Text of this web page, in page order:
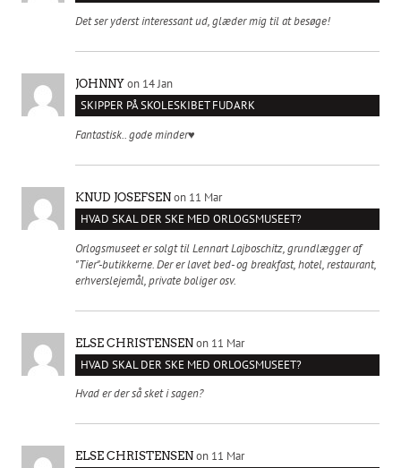
Det ser yderst interessant ud, glæder mig til at besøge!
JOHNNY on 14 Jan
SKIPPER PÅ SKOLESKIBET FUDARK
Fantastisk.. gode minder♥️
KNUD JOSEFSEN on 11 Mar
HVAD SKAL DER SKE MED ORLOGSMUSEET?
Orlogsmuseet er solgt til Lennart Lajboschitz, grundlægger af
"Tier"-butikkerne. Der er lavet bed- og breakfast, hotel, restaurant,
erhverslejemål, private boliger osv.
ELSE CHRISTENSEN on 11 Mar
HVAD SKAL DER SKE MED ORLOGSMUSEET?
Hvad er der så sket i sagen?
ELSE CHRISTENSEN on 11 Mar